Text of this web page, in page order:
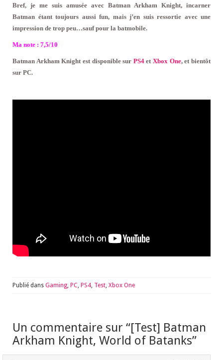
Bref, je me suis amusée avec Batman Arkham Knight, incarner
Batman étant toujours aussi fun, mais j’en suis ressortie avec une
impression de trop peu…sauf pour la batmobile.
Ma note : 7,5/10
Batman Arkham Knight est disponible sur PS4etXbox One, et bientôt
sur PC.
Publié dans Gaming, PC, PS4, Test, Xbox One
Un commentaire sur “[Test] Batman
Arkham Knight, World of Batanks”